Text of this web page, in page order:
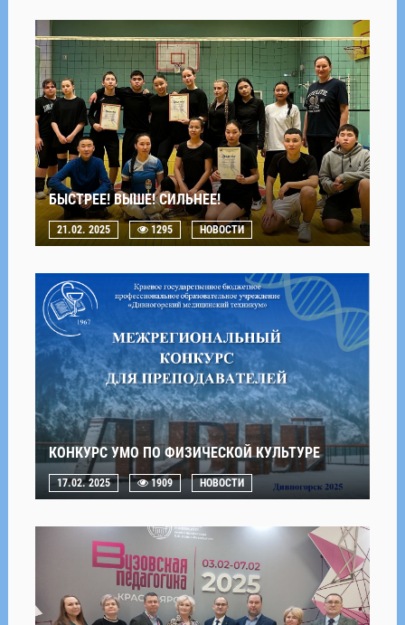
БЫСТРЕЕ! ВЫШЕ! СИЛЬНЕЕ!
21.02. 2025 1295 НОВОСТИ
КОНКУРС УМО ПО ФИЗИЧЕСКОЙ КУЛЬТУРЕ
17.02. 2025 1909 НОВОСТИ